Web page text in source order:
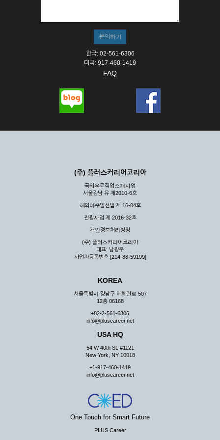
② 시스템 점검, 교체 및 고장, 기술적인 이유, 국가비상사태, 정
스가 불가능할 경우 회사는 사전 공지나 예고 없이 서비스의 전
부 또는 일부를 일시적 또는 영구적으로 중지할 수 있습니다.
③ 기타 회사는 서비스를 제공할 수 없는 합당한 사유가 발생한
④ 회사는 제 2항 및 제 3항의 사유로 서비스의 제공이 일시적
여 배상하지 않습니다.
제3장 권리 및 의무
공할 수 있도록 최선의 노력을 다하여야 합니다.
게 누설, 배포하여서는 안됩니다. 다만, 관계법령에 의하여 국가
기관 등의 합법적인 요구가 있는 경우에는 해당 되지 않습니다.
③ 회사는 이용자로부터 제기되는 의견이나 불만이 정당하다고
인정할 경우에는 즉시 처리하여야 하며, 즉시 처리가 곤란한 경
우 그 처리를 위해 노력해야 합니다.
제7조 (회원의 의무)
① 회원은 ID와 비밀 번호에 관한 모든 관리의 책임이 있으며
② 회원은 이용신청서의 기재내용 중 변경된 내용이 있는 경우
서비스를 통하여 그 내용을 회사에 통지하여야 합니다.
③ 다른 회원의 ID와 비밀번호를 부당하게 사용하는 행위를
④ 회원은 회사의 서비스에서 타 사이트의 홍보행위를 하지 않
아야 하며 공공질서나 미풍약속에 위배되는 내용 혹은 저작권을
리 행위도 할 수 없습니다.
사가 통지하는 사항을 준수하여야 하며, 기타 회사의 업무에 방
해되는 행위를 하여서는 아니 됩니다.
제8조 (회원의 관리)
① 회원은 언제든 이 약관에 대한 동의를 철회할 수 있습니다.
한국: 02-561-6306
미국: 917-460-1419
FAQ
(주) 플러스커리어코리아
국외유료직업소개사업
서울강남 유 제2010-6호
해외이주알선업 제 16-04호
관광사업 제 2016-32호
개인정보처리방침
(주) 플러스커리어코리아
대표: 남광우
사업자등록번호 [214-88-59199]
KOREA
서울특별시 강남구 테헤란로 507
12층 06168
+82-2-561-6306
info@pluscareer.net
USA HQ
54 W 40th St. #1121
New York, NY 10018
+1-917-460-1419
info@pluscareer.net
One Touch for Smart Future
PLUS Career